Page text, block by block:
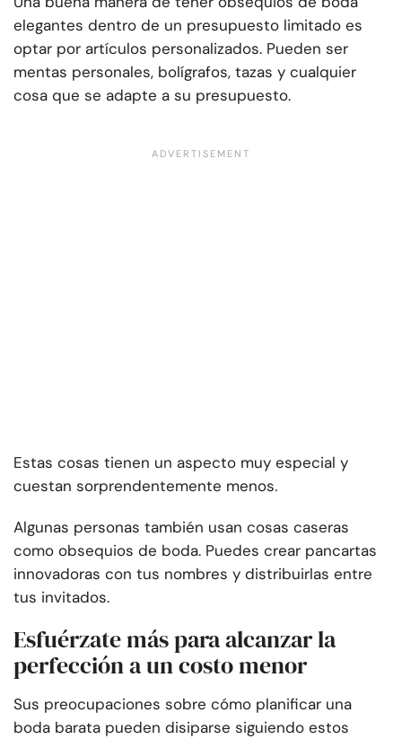
elegantes dentro de un presupuesto limitado es
optar por artículos personalizados. Pueden ser
mentas personales, bolígrafos, tazas y cualquier
cosa que se adapte a su presupuesto.
Estas cosas tienen un aspecto muy especial y
cuestan sorprendentemente menos.
Algunas personas también usan cosas caseras
como obsequios de boda. Puedes crear pancartas
innovadoras con tus nombres y distribuirlas entre
tus invitados.
Esfuérzate más para alcanzar la
perfección a un costo menor
Sus preocupaciones sobre cómo planificar una
boda barata pueden disiparse siguiendo estos